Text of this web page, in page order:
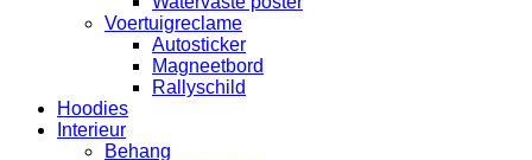
Voertuigreclame
Autosticker
Magneetbord
Rallyschild
Hoodies
Interieur
Behang